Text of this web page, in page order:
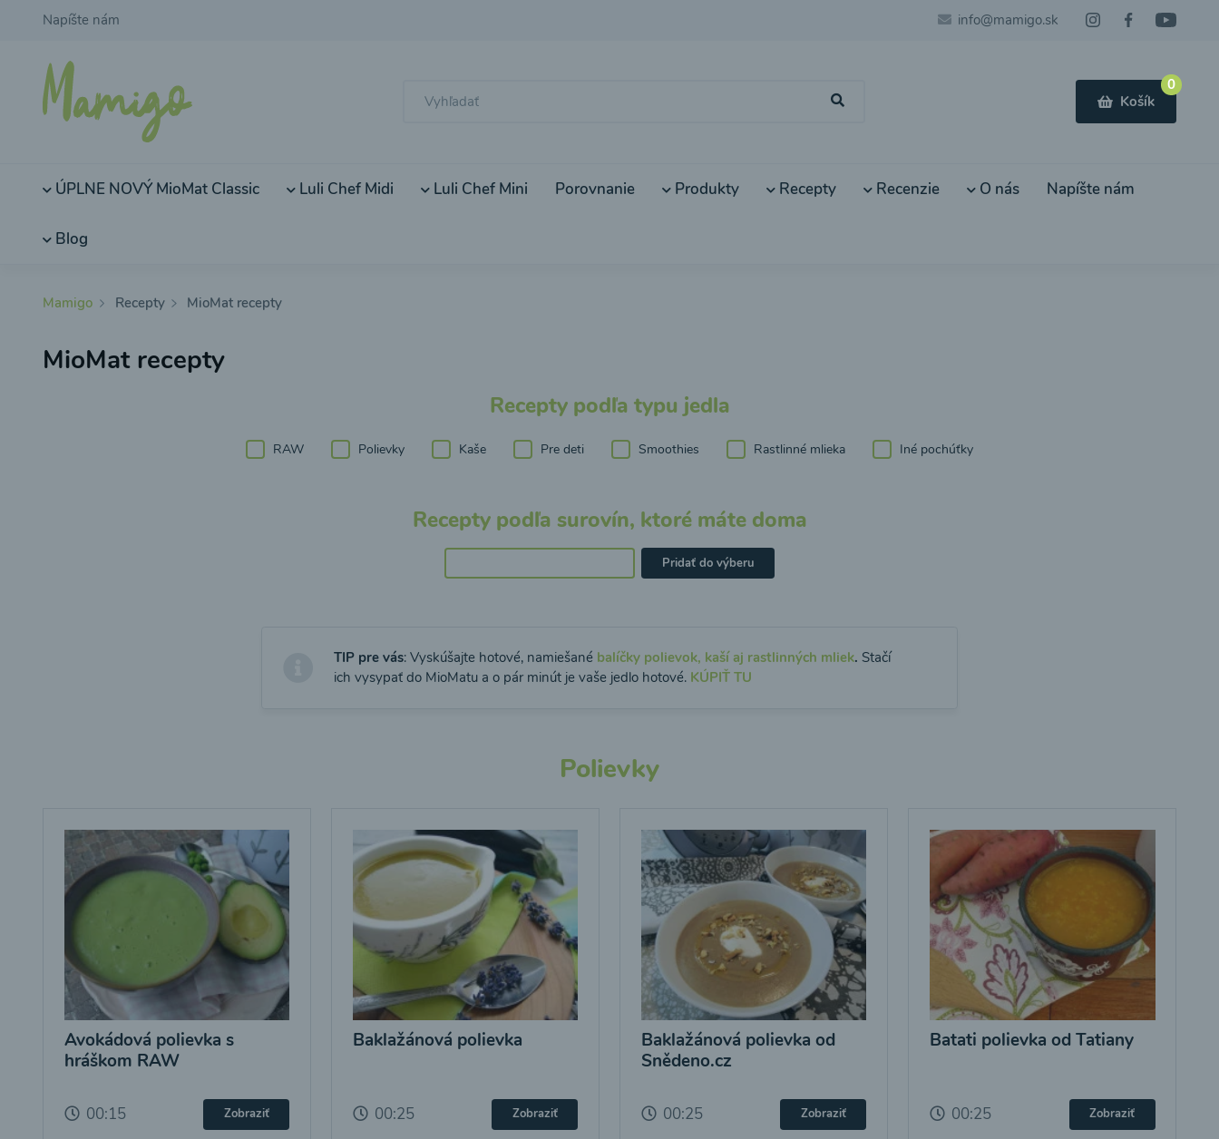
Napíšte nám info@mamigo.sk
0
Košík
ÚPLNE NOVÝ MioMat Classic Luli Chef Midi Luli Chef Mini Porovnanie Produkty Recepty Recenzie O nás Napíšte nám
Blog
Mamigo Recepty MioMat recepty
MioMat recepty
Recepty podľa typu jedla
RAW Polievky Kaše Pre deti Smoothies Rastlinné mlieka Iné pochúťky
Recepty podľa surovín, ktoré máte doma
Pridať do výberu
TIP pre vás: Vyskúšajte hotové, namiešané balíčky polievok, kaší aj rastlinných mliek. Stačí
ich vysypať do MioMatu a o pár minút je vaše jedlo hotové. KÚPIŤ TU
Polievky
Avokádová polievka s
hráškom RAW
00:15 Zobraziť
Baklažánová polievka
00:25 Zobraziť
Baklažánová polievka od
Snědeno.cz
00:25 Zobraziť
Batati polievka od Tatiany
00:25 Zobraziť